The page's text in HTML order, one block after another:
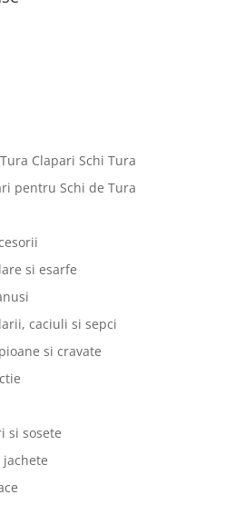
Clapari Schi Tura
pentru Schi de Tura
si esarfe
caciuli si sepci
si cravate
si sosete
jachete